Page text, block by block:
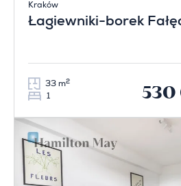
Kraków
Łagiewniki-borek
33 m2
1 530